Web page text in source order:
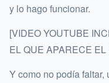
y lo hago funcionar.
[VIDEO YOUTUBE
EL QUE APARECE EL
Y como no podía